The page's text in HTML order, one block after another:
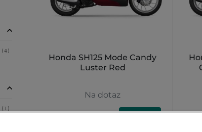
(4)
(1)
Honda SH125 Mode Candy
Luster Red
Na dotaz